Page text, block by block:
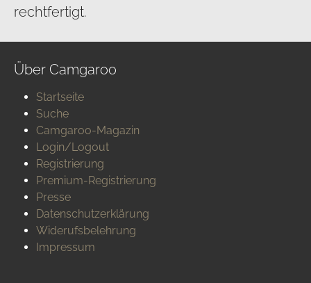
rechtfertigt.
Über Camgaroo
Startseite
Suche
Camgaroo-Magazin
Login/Logout
Registrierung
Premium-Registrierung
Presse
Datenschutzerklärung
Widerufsbelehrung
Impressum